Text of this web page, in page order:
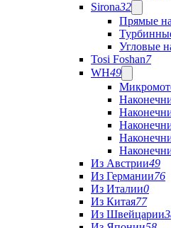
Sirona32
Прямые
Угловые
Tosi Foshan7
WH49
Из Австрии49
Из Германии76
Из Италии0
Из Китая77
Из Швейцарии